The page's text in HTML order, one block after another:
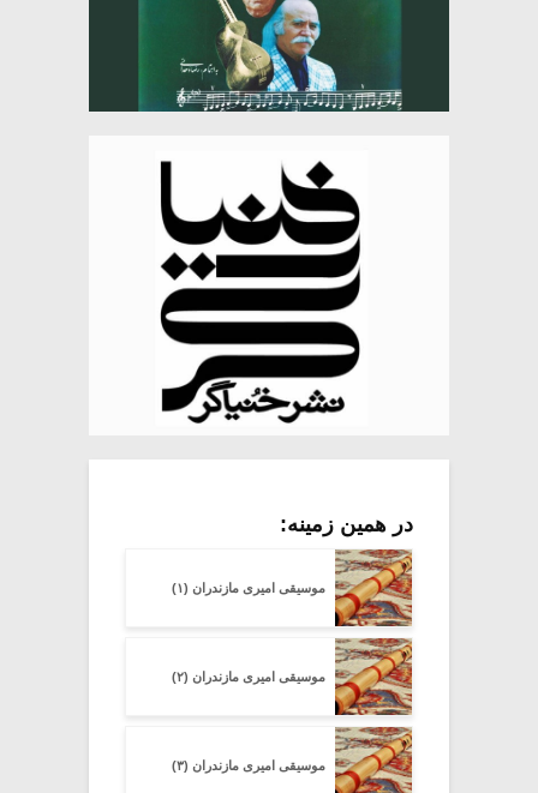
در همین زمینه:
موسیقی امیری مازندران (۱)
موسیقی امیری مازندران (۲)
موسیقی امیری مازندران (۳)